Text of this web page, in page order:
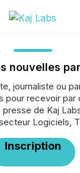
nouvelles
journaliste ou
pour recevoir par
de Kaj
Logiciels,
Inscription